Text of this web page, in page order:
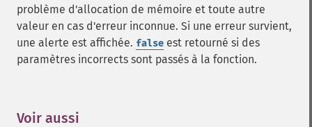
problème d'allocation de mémoire et toute autre
valeur en cas d'erreur inconnue. Si une erreur survient,
une alerte est affichée. false est retourné si des
paramètres incorrects sont passés à la fonction.
Voir aussi